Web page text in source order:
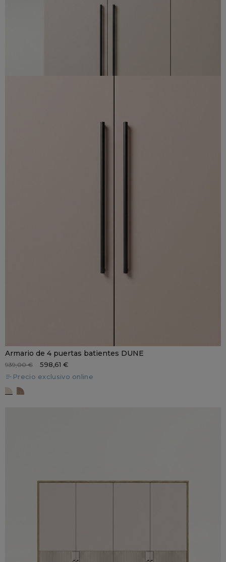
Armario de 4 puertas batientes DUNE
939,00 €
598,61 €
Precio exclusivo online
DUNE seda